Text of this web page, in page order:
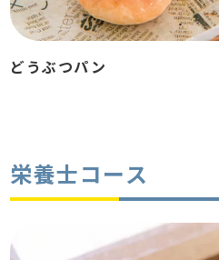
どうぶつパン
栄養士コース